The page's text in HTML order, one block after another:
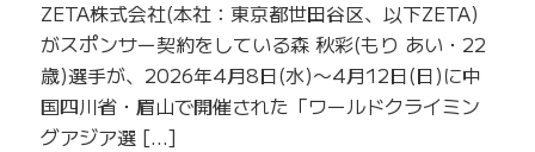
ZETA株式会社(本社：東京都世田谷区、以下ZETA)
がスポンサー契約をしている森 秋彩(もり あい・22
歳)選手が、2026年4月8日(水)〜4月12日(日)に中
国四川省・眉山で開催された「ワールドクライミン
グアジア選 […]